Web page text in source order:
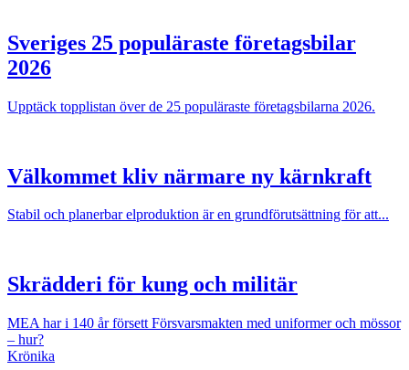
Sveriges 25 populäraste företagsbilar
2026
Upptäck topplistan över de 25 populäraste företagsbilarna 2026.
Välkommet kliv närmare ny kärnkraft
Stabil och planerbar elproduktion är en grundförutsättning för att...
Skrädderi för kung och militär
MEA har i 140 år försett Försvarsmakten med uniformer och mössor
– hur?
Krönika